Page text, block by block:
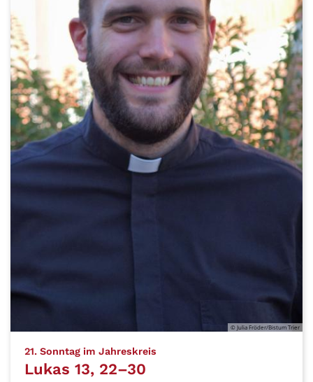
© Julia Fröder/Bistum Trier
21. Sonntag im Jahreskreis
Lukas 13, 22–30